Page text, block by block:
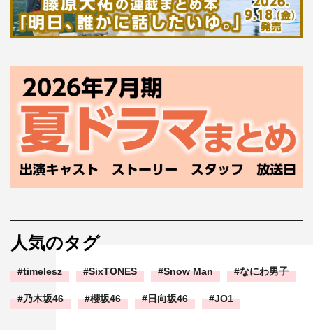
工藤阿須加、桐山 漣、久保田悠来、結木滉星、水沢林太
郎（第2部）
公式HP：https://www.fujitv.co.jp/teppachi/
この記事の写真
©フジテレビ
人気のタグ
timelesz SixTONES Snow Man なにわ男子
乃木坂46 櫻坂46 日向坂46 JO1